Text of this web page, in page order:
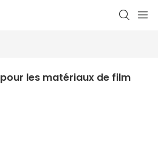
les matériaux de film